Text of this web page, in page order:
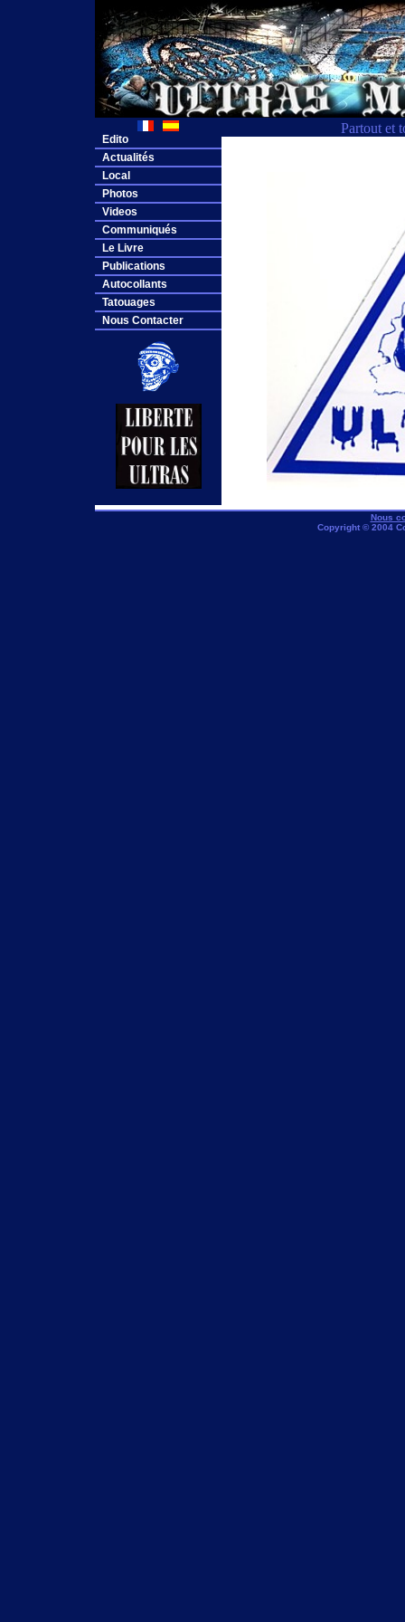
Partout et
Edito
Actualités
Local
Photos
Videos
Communiqués
Le Livre
Publications
Autocollants
Tatouages
Nous Contacter
Nous
Copyright © 2004